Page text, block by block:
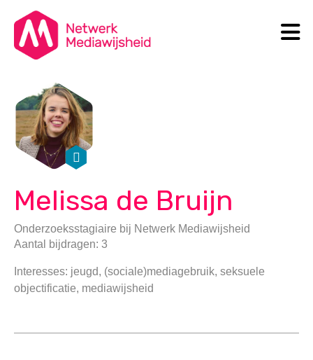
Melissa de Bruijn
Onderzoeksstagiaire bij Netwerk Mediawijsheid
Aantal bijdragen: 3
Interesses: jeugd, (sociale)mediagebruik, seksuele
objectificatie, mediawijsheid